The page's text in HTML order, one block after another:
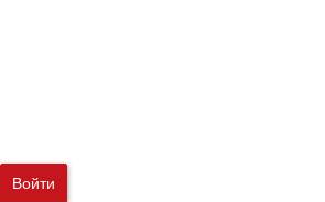
Войти